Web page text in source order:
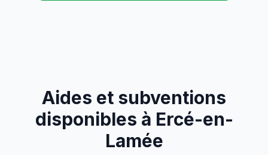
Aides et subventions
disponibles à Ercé-en-
Lamée